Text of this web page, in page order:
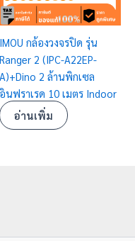
IMOU กล้องวงจรปิด รุ่น
Ranger 2 (IPC-A22EP-
A)+Dino 2 ล้านพิกเซล
อินฟราเรด 10 เมตร Indoor
อ่านเพิ่ม